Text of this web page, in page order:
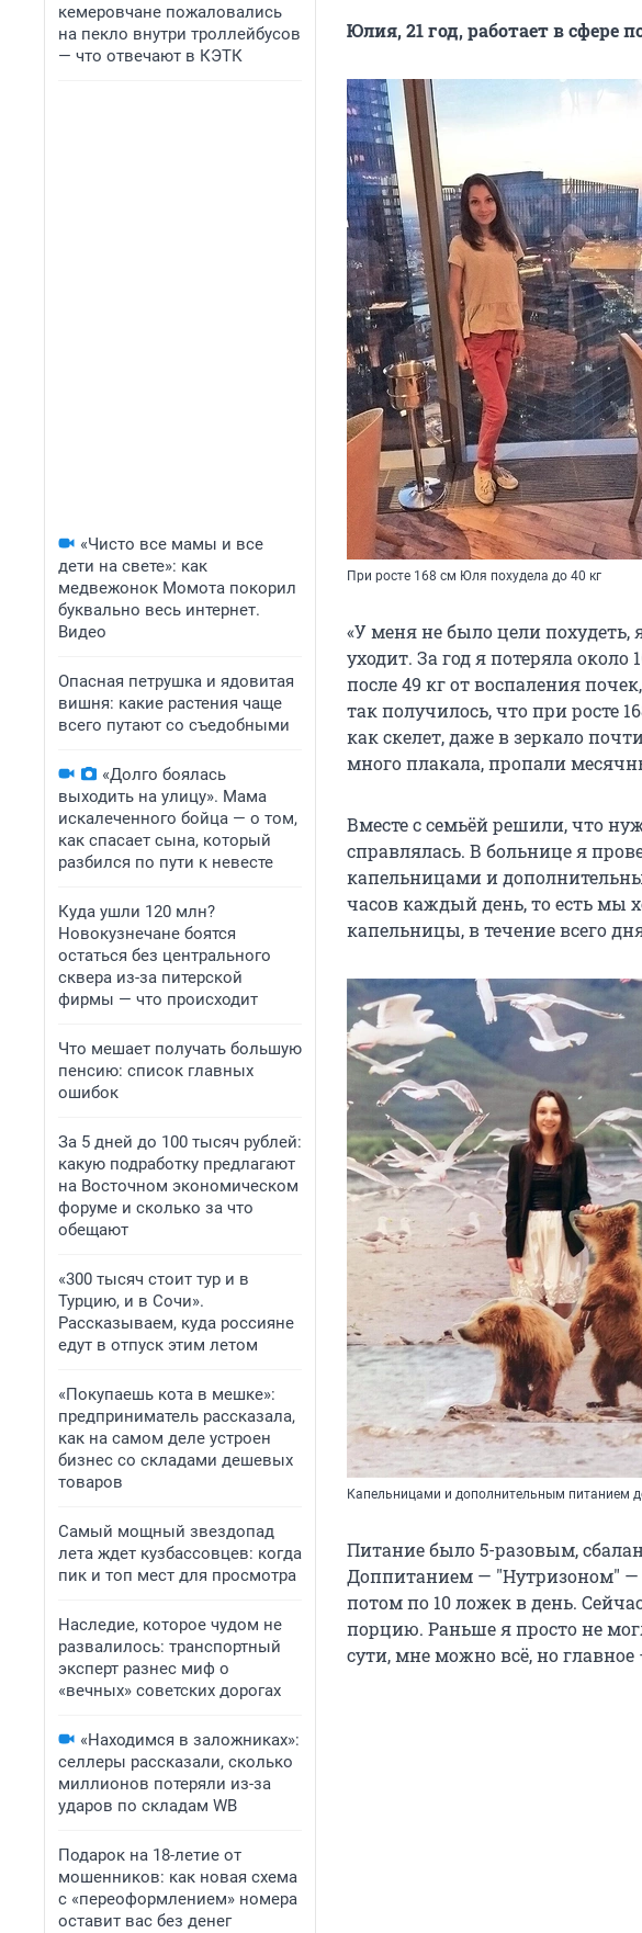
кемеровчане пожаловались
на пекло внутри троллейбусов
— что отвечают в КЭТК
«Чисто все мамы и все
дети на свете»: как
медвежонок Момота покорил
буквально весь интернет.
Видео
Опасная петрушка и ядовитая
вишня: какие растения чаще
всего путают со съедобными
«Долго боялась
выходить на улицу». Мама
искалеченного бойца — о том,
как спасает сына, который
разбился по пути к невесте
Куда ушли 120 млн?
Новокузнечане боятся
остаться без центрального
сквера из-за питерской
фирмы — что происходит
Что мешает получать большую
пенсию: список главных
ошибок
За 5 дней до 100 тысяч рублей:
какую подработку предлагают
на Восточном экономическом
форуме и сколько за что
обещают
«300 тысяч стоит тур и в
Турцию, и в Сочи».
Рассказываем, куда россияне
едут в отпуск этим летом
«Покупаешь кота в мешке»:
предприниматель рассказала,
как на самом деле устроен
бизнес со складами дешевых
товаров
Самый мощный звездопад
лета ждет кузбассовцев: когда
пик и топ мест для просмотра
Наследие, которое чудом не
развалилось: транспортный
эксперт разнес миф о
«вечных» советских дорогах
«Находимся в заложниках»:
селлеры рассказали, сколько
миллионов потеряли из-за
ударов по складам WB
Подарок на 18-летие от
мошенников: как новая схема
с «переоформлением» номера
оставит вас без денег
Юлия, 21 год, работает в сфере
При росте 168 см Юля похудела до 40 кг
«У меня не было цели похудеть,
уходит. За год я потеряла около
после 49 кг от воспаления
так получилось, что при росте
как скелет, даже в зеркало
много плакала, пропали
Вместе с семьёй решили, что
справлялась. В больнице я
капельницами и
часов каждый день, то есть мы
капельницы, в течение всего
Капельницами и дополнительным питанием
Питание было 5-разовым,
Доппитанием — "Нутризоном" —
потом по 10 ложек в день.
порцию. Раньше я просто не
сути, мне можно всё, но